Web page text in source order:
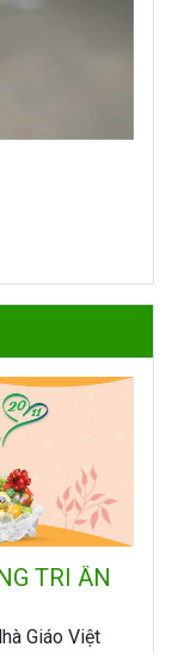
TRI ÂN
Giáo Việt